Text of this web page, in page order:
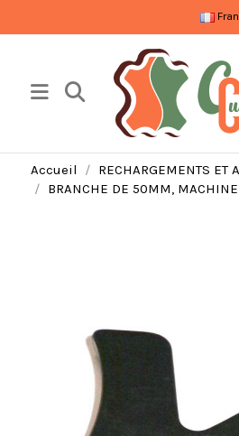
Accueil
RECHARGEMENTS ET
BRANCHE DE 50MM, MACHINE